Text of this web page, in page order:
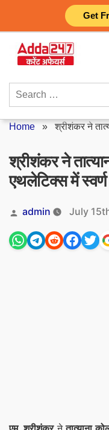
Get
content
Search
Home »श्रीशंकर ने
श्रीशंकर ने
एथलेटिक्स में
Posted
by
admin July